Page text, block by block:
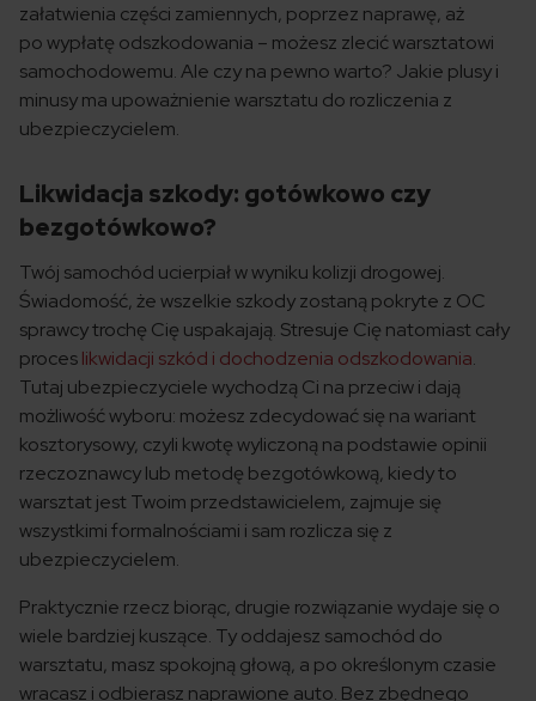
załatwienia części zamiennych, poprzez naprawę, aż
po wypłatę odszkodowania – możesz zlecić warsztatowi
samochodowemu. Ale czy na pewno warto? Jakie plusy i
minusy ma upoważnienie warsztatu do rozliczenia z
ubezpieczycielem.
Likwidacja szkody: gotówkowo czy
bezgotówkowo?
Twój samochód ucierpiał w wyniku kolizji drogowej.
Świadomość, że wszelkie szkody zostaną pokryte z OC
sprawcy trochę Cię uspakajają. Stresuje Cię natomiast cały
proceslikwidacji szkód i dochodzenia odszkodowania.
Tutaj ubezpieczyciele wychodzą Ci na przeciw i dają
możliwość wyboru: możesz zdecydować się na wariant
kosztorysowy, czyli kwotę wyliczoną na podstawie opinii
rzeczoznawcy lub metodę bezgotówkową, kiedy to
warsztat jest Twoim przedstawicielem, zajmuje się
wszystkimi formalnościami i sam rozlicza się z
ubezpieczycielem.
Praktycznie rzecz biorąc, drugie rozwiązanie wydaje się o
wiele bardziej kuszące. Ty oddajesz samochód do
warsztatu, masz spokojną głową, a po określonym czasie
wracasz i odbierasz naprawione auto. Bez zbędnego